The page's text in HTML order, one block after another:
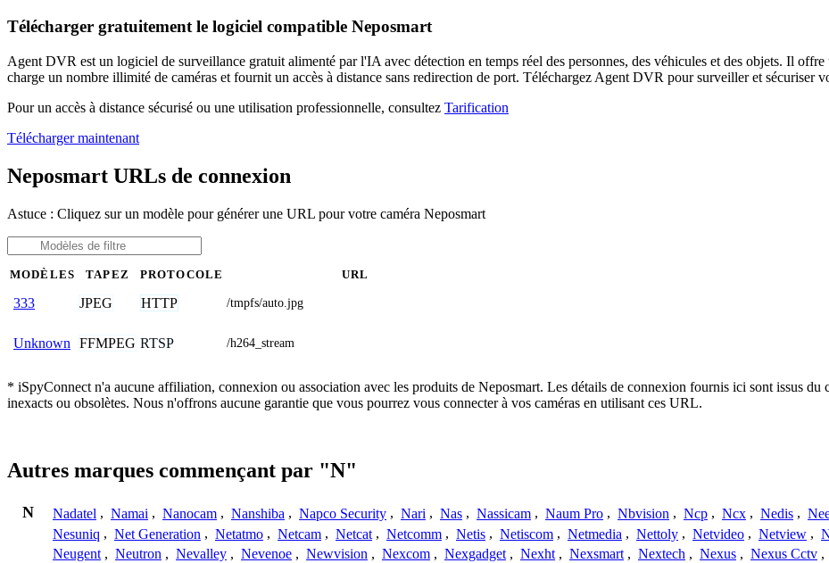
Télécharger gratuitement le logiciel compatible Neposmart
Agent DVR est un logiciel de surveillance gratuit alimenté par l'IA avec détection en temps réel des personnes, des véhicules et des objets. Il
charge un nombre illimité de caméras et fournit un accès à distance sans redirection de port. Téléchargez Agent DVR pour surveiller et sécuriser
Pour un accès à distance sécurisé ou une utilisation professionnelle, consultez Tarification
Télécharger maintenant
Neposmart URLs de connexion
Astuce : Cliquez sur un modèle pour générer une URL pour votre caméra Neposmart
MODÈLES TAPEZ PROTOCOLE URL
333 JPEG HTTP /tmpfs/auto.jpg
Unknown FFMPEG RTSP /h264_stream
* iSpyConnect n'a aucune affiliation, connexion ou association avec les produits de Neposmart. Les détails de connexion fournis ici sont issus
inexacts ou obsolètes. Nous n'offrons aucune garantie que vous pourrez vous connecter à vos caméras en utilisant ces URL.
Autres marques commençant par "N"
N Nadatel , Namai , Nanocam , Nanshiba , Napco Security , Nari , Nas , Nassicam , Naum Pro , Nbvision , Ncp , Ncx , Nedis ,
Nesuniq , Net Generation , Netatmo , Netcam , Netcat , Netcomm , Netis , Netiscom , Netmedia , Nettoly , Netvideo , Netview ,
Neugent , Neutron , Nevalley , Nevenoe , Newvision , Nexcom , Nexgadget , Nexht , Nexsmart , Nextech , Nexus , Nexus Cctv ,